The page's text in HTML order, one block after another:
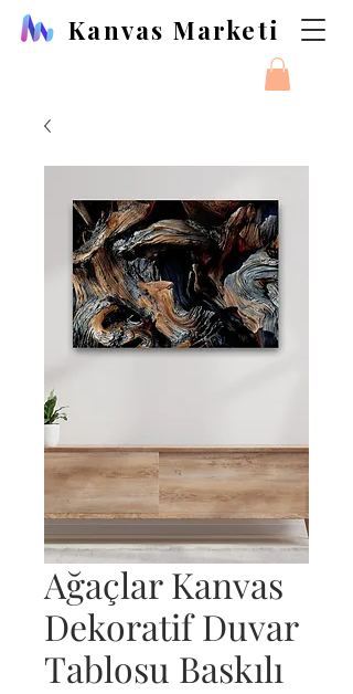
Kanvas Marketi
Ağaçlar Kanvas
Dekoratif Duvar
Tablosu Baskılı